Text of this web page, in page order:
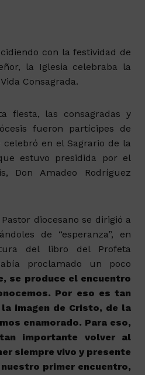
con la festividad de
la Iglesia celebraba la
Consagrada.
fiesta, las consagradas y
fueron partícipes de
en el Sagrario de la
estuvo presidida por el
Don Amadeo Rodríguez
diocesano se dirigió a
de “esperanza”, en
del libro del Profeta
proclamado un poco
se produce el encuentro
Por eso es tan
imagen de Cristo, de la
enamorado. Para eso,
importante volver al
siempre vivo y presente
primer encuentro,